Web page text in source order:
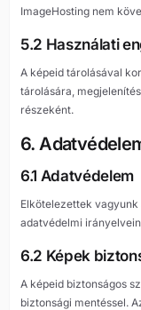
ImageHosting nem
5.2 Használati
A képeid tárolásával
tárolására,
részeként.
6.
6.1 Adatvédelem
Elkötelezettek
adatvédelmi
6.2 Képek
A képeid biztonságos
biztonsági mentéssel.